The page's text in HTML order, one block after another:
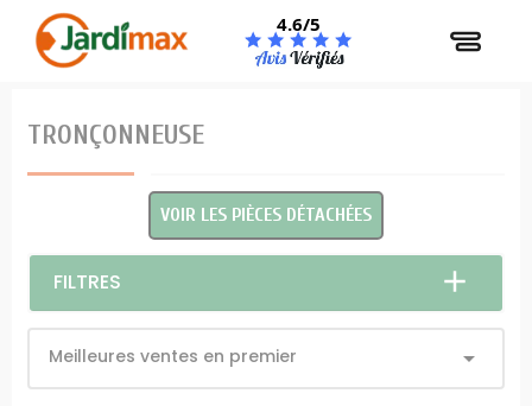
4.6/5
TRONÇONNEUSE
VOIR LES PIÈCES DÉTACHÉES
FILTRES
Meilleures ventes en premier 
Panneau de gestion des cookies